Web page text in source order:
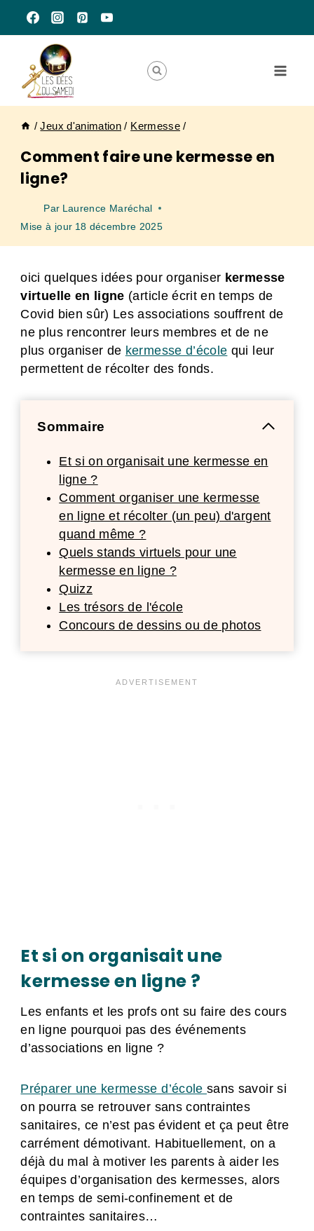
contenu
/ Jeux d'animation / Kermesse /
Comment faire une kermesse en
ligne?
Par Laurence Maréchal
Mise à jour 18 décembre 2025
oici quelques idées pour organiser kermesse
virtuelle en ligne (article écrit en temps de
Covid bien sûr) Les associations souffrent de
ne plus rencontrer leurs membres et de ne
plus organiser de kermesse d’école qui leur
permettent de récolter des fonds.
Sommaire
Et si on organisait une kermesse en
ligne ?
Comment organiser une kermesse
en ligne et récolter (un peu) d'argent
quand même ?
Quels stands virtuels pour une
kermesse en ligne ?
Quizz
Les trésors de l'école
Concours de dessins ou de photos
Et si on organisait une
kermesse en ligne ?
Les enfants et les profs ont su faire des cours
en ligne pourquoi pas des événements
d’associations en ligne ?
Préparer une kermesse d’école sans savoir si
on pourra se retrouver sans contraintes
sanitaires, ce n’est pas évident et ça peut être
carrément démotivant. Habituellement, on a
déjà du mal à motiver les parents à aider les
équipes d’organisation des kermesses, alors
en temps de semi-confinement et de
contraintes sanitaires…